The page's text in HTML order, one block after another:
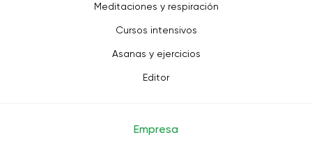
Meditaciones y respiración
Cursos intensivos
Asanas y ejercicios
Editor
Empresa